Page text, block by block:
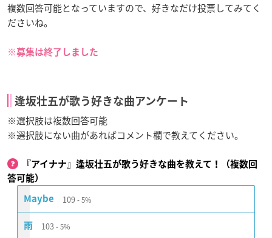
複数回答可能となっていますので、好きなだけ投票してみてく
ださいね。
※募集は終了しました
逢坂壮五が歌う好きな曲アンケート
※選択肢は複数回答可能
※選択肢にない曲があればコメント欄で教えてください。
『アイナナ』逢坂壮五が歌う好きな曲を教えて！（複数回
答可能）
Maybe 109 5%
雨 103 5%